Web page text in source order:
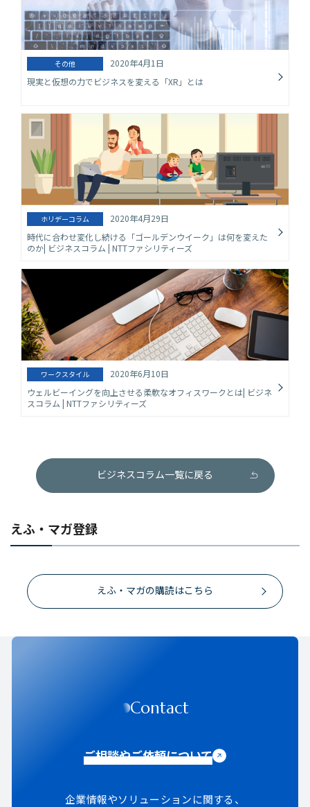
その他
2020年4月1日
現実と仮想の力でビジネスを変える「XR」とは
ホリデーコラム
2020年4月29日
時代に合わせ変化し続ける「ゴールデンウイーク」は何を変えた
のか| ビジネスコラム | NTTファシリティーズ
ワークスタイル
2020年6月10日
ウェルビーイングを向上させる柔軟なオフィスワークとは| ビジネ
スコラム | NTTファシリティーズ
ビジネスコラム一覧に戻る
えふ・マガ登録
えふ・マガの購読はこちら
Contact
ご相談やご依頼について
企業情報やソリューションに関する、